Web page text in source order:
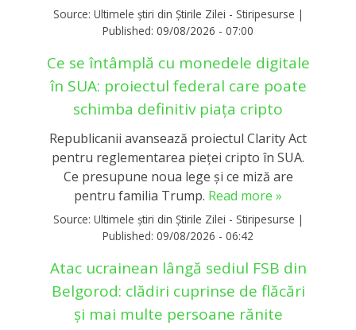
Source: Ultimele știri din Știrile Zilei - Stiripesurse |
Published: 09/08/2026 - 07:00
Ce se întâmplă cu monedele digitale
în SUA: proiectul federal care poate
schimba definitiv piața cripto
Republicanii avansează proiectul Clarity Act
pentru reglementarea pieței cripto în SUA.
Ce presupune noua lege și ce miză are
pentru familia Trump. Read more »
Source: Ultimele știri din Știrile Zilei - Stiripesurse |
Published: 09/08/2026 - 06:42
Atac ucrainean lângă sediul FSB din
Belgorod: clădiri cuprinse de flăcări
și mai multe persoane rănite